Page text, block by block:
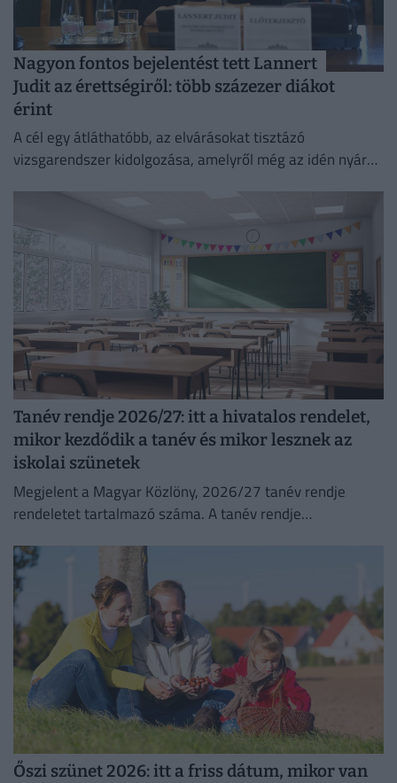
Nagyon fontos bejelentést tett Lannert
Judit az érettségiről: több százezer diákot
érint
A cél egy átláthatóbb, az elvárásokat tisztázó
vizsgarendszer kidolgozása, amelyről még az idén nyár
Tanév rendje 2026/27: itt a hivatalos rendelet,
mikor kezdődik a tanév és mikor lesznek az
iskolai szünetek
Megjelent a Magyar Közlöny, 2026/27 tanév rendje
rendeletet tartalmazó száma. A tanév rendje
2027 tavaszi...
Őszi szünet 2026: itt a friss dátum, mikor van